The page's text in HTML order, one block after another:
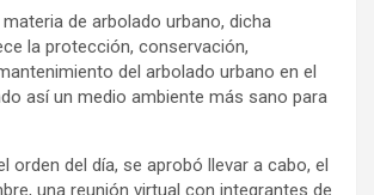
de arbolado urbano, dicha
la protección, conservación,
del arbolado urbano en el
así un medio ambiente más sano para
orden del día, se aprobó llevar a cabo, el
una reunión virtual con integrantes de